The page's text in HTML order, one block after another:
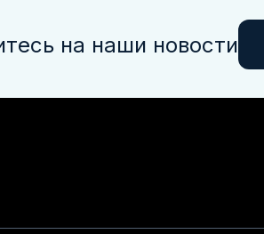
на наши новости